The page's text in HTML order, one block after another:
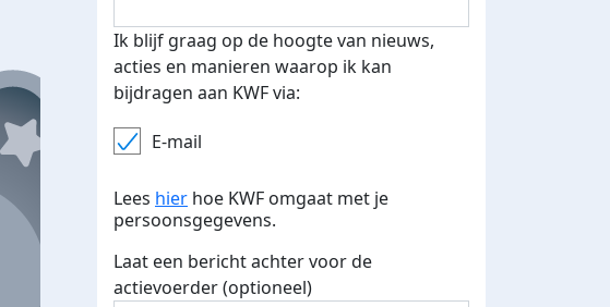
Ik blijf graag op de hoogte van nieuws,
acties en manieren waarop ik kan
bijdragen aan KWF via:
E-mail
Lees hier hoe KWF omgaat met je
persoonsgegevens.
Laat een bericht achter voor de
actievoerder (optioneel)